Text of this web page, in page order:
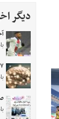
دیگر
۷ روش علمی برای تقویت حافظه